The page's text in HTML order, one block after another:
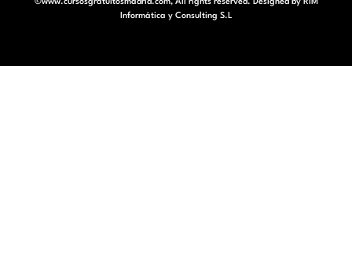
Informática y Consulting S.L